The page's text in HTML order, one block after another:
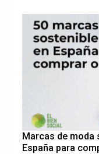
Marcas de moda
España para